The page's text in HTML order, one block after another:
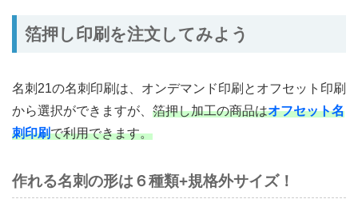
箔押し印刷を注文してみよう
名刺21の名刺印刷は、オンデマンド印刷とオフセット印刷
から選択ができますが、 箔押し加工の商品はオフセット名
刺印刷で利用できます。
作れる名刺の形は６種類+規格外サイズ！